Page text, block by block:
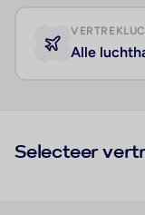
Alle
Selecteer